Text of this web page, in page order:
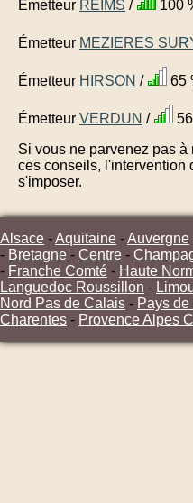
Émetteur REIMS / 100
Émetteur MEZIERES
Émetteur HIRSON / 65
Émetteur VERDUN /
Si vous ne parvenez pas
ces conseils, l'intervention
s'imposer.
Alsace -Aquitaine -Auvergne
- Bretagne - Centre -
- Franche Comté - Haute
Languedoc Roussillon -
Nord Pas de Calais - Pays
Charentes - Provence Alpes